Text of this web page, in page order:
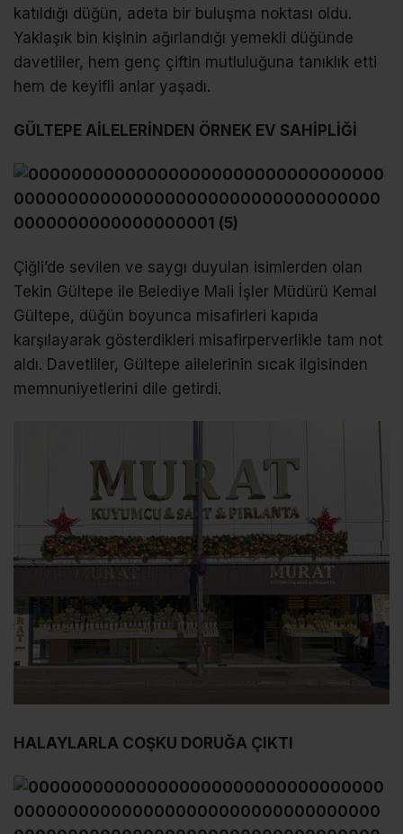
katıldığı düğün, adeta bir buluşma noktası oldu.
Yaklaşık bin kişinin ağırlandığı yemekli düğünde
davetliler, hem genç çiftin mutluluğuna tanıklık etti
hem de keyifli anlar yaşadı.
GÜLTEPE AİLELERİNDEN ÖRNEK EV SAHİPLİĞİ
Çiğli’de sevilen ve saygı duyulan isimlerden olan
Tekin Gültepe ile Belediye Mali İşler Müdürü Kemal
Gültepe, düğün boyunca misafirleri kapıda
karşılayarak gösterdikleri misafirperverlikle tam not
aldı. Davetliler, Gültepe ailelerinin sıcak ilgisinden
memnuniyetlerini dile getirdi.
HALAYLARLA COŞKU DORUĞA ÇIKTI